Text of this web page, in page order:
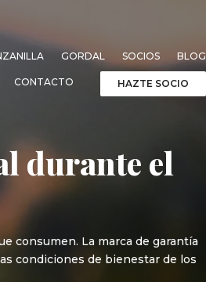
GORDAL SOCIOS BLOG
CONTACTO HAZTE SOCIO
durante el
consumen. La marca de garantía
condiciones de bienestar de los